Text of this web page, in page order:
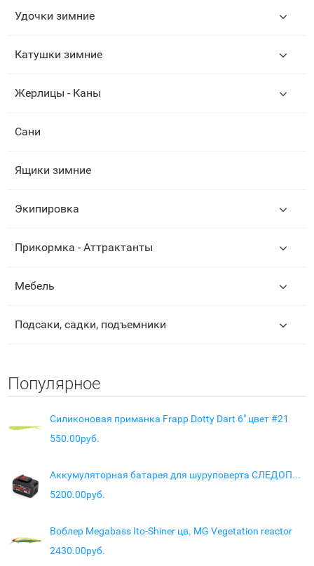
Удочки зимние
Катушки зимние
Жерлицы - Каны
Сани
Ящики зимние
Экипировка
Прикормка - Аттрактанты
Мебель
Подсаки, садки, подъемники
Популярное
Силиконовая приманка Frapp Dotty Dart 6" цвет #21
550.00руб.
Аккумуляторная батарея для шуруповерта СЛЕДОПЫТ VoltGear 21V, 6Ah
5200.00руб.
Воблер Megabass Ito-Shiner цв. MG Vegetation reactor
2430.00руб.